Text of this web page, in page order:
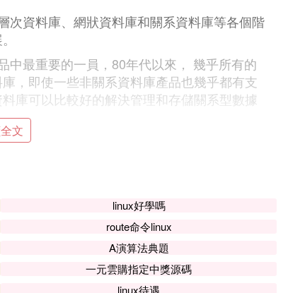
次資料庫、網狀資料庫和關系資料庫等各個階
中最重要的一員，80年代以來， 幾乎所有的
，即使一些非關系資料庫產品也幾乎都有支
庫可以比較好的解決管理和存儲關系型數據
型資料庫越來越無法滿足需要，這主要是由於
庫的技術提出了新的要求，於是越來越多的
關系型資料庫在設計和數據結構有了很大的
大數據，這類資料庫一般被稱為No
傳統領域依然保持了強大的生命力。
文
linux好學嗎
route命令linux
A演算法典題
一元雲購指定中獎源碼
linux待遇